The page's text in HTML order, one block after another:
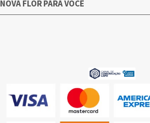
NOVA FLOR PARA VOCÊ